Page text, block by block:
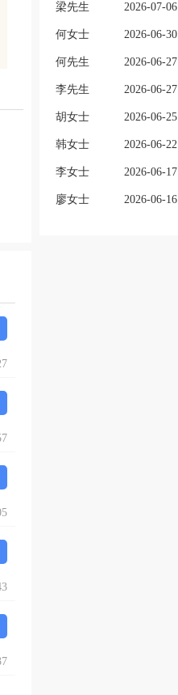
梁先生 2026-07-06
何女士 2026-06-30
何先生 2026-06-27
李先生 2026-06-27
胡女士 2026-06-25
韩女士 2026-06-22
李女士 2026-06-17
廖女士 2026-06-16